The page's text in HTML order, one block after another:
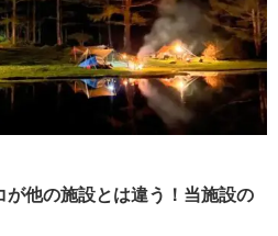
が他の施設とは違う！当施設の